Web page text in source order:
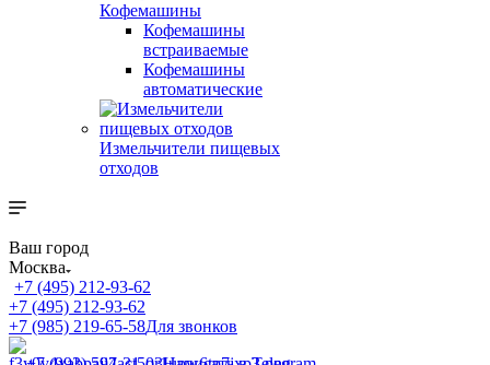
Кофемашины
Кофемашины
встраиваемые
Кофемашины
автоматические
Измельчители пищевых
отходов
Ваш город
Москва
+7 (495) 212-93-62
+7 (495) 212-93-62
+7 (985) 219-65-58Для звонков